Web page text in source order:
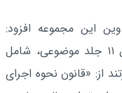
این مجموعه افزود:
مشروح مذاکرات منتشرشده در قالب این ۱۱ جلد موضوعی، شامل
از: «قانون نحوه اجرای